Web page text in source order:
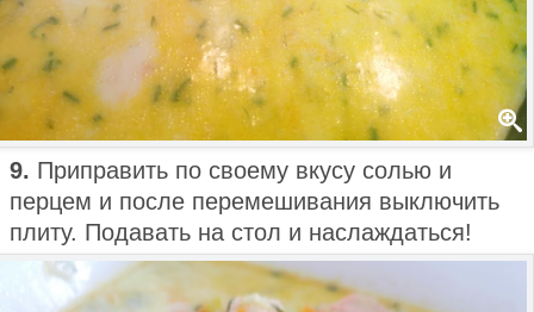
9. Приправить по своему вкусу солью и
перцем и после перемешивания выключить
плиту. Подавать на стол и наслаждаться!